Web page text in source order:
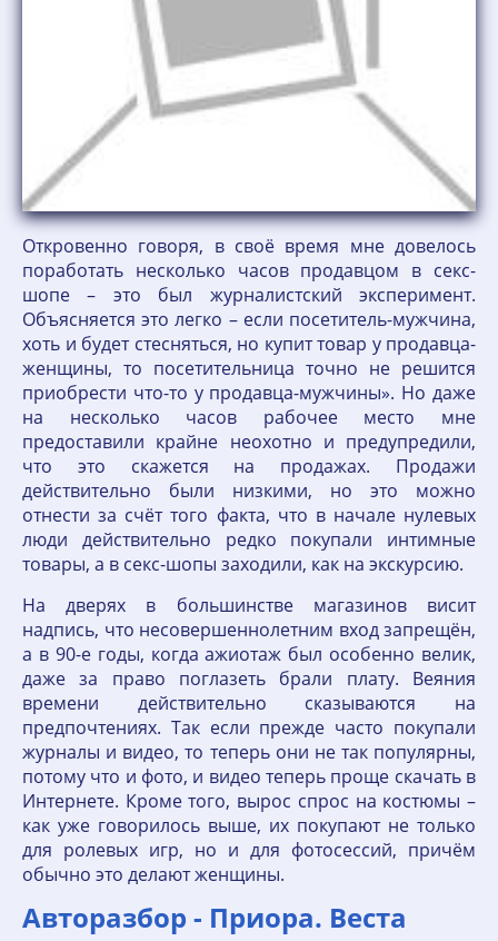
Откровенно говоря, в своё время мне довелось
поработать несколько часов продавцом в секс-
шопе – это был журналистский эксперимент.
Объясняется это легко – если посетитель-мужчина,
хоть и будет стесняться, но купит товар у продавца-
женщины, то посетительница точно не решится
приобрести что-то у продавца-мужчины». Но даже
на несколько часов рабочее место мне
предоставили крайне неохотно и предупредили,
что это скажется на продажах. Продажи
действительно были низкими, но это можно
отнести за счёт того факта, что в начале нулевых
люди действительно редко покупали интимные
товары, а в секс-шопы заходили, как на экскурсию.
На дверях в большинстве магазинов висит
надпись, что несовершеннолетним вход запрещён,
а в 90-е годы, когда ажиотаж был особенно велик,
даже за право поглазеть брали плату. Веяния
времени действительно сказываются на
предпочтениях. Так если прежде часто покупали
журналы и видео, то теперь они не так популярны,
потому что и фото, и видео теперь проще скачать в
Интернете. Кроме того, вырос спрос на костюмы –
как уже говорилось выше, их покупают не только
для ролевых игр, но и для фотосессий, причём
обычно это делают женщины.
Авторазбор - Приора. Веста